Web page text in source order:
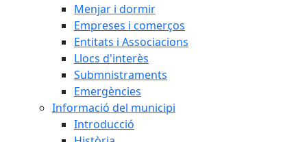
Menjar i dormir
Empreses i comerços
Entitats i Associacions
Llocs d'interès
Submnistraments
Emergències
Informació del municipi
Introducció